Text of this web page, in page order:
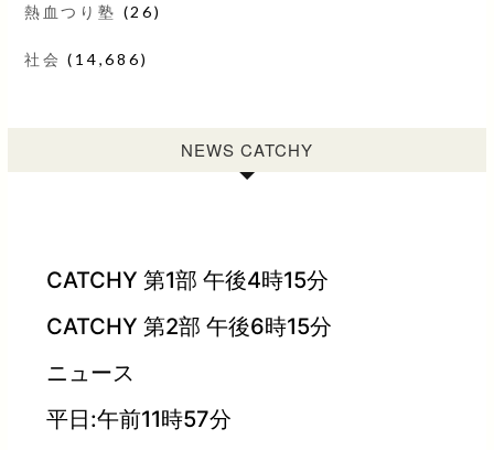
熱血つり塾 (26)
社会 (14,686)
NEWS CATCHY
CATCHY 第1部 午後4時15分
CATCHY 第2部 午後6時15分
ニュース
平日:午前11時57分